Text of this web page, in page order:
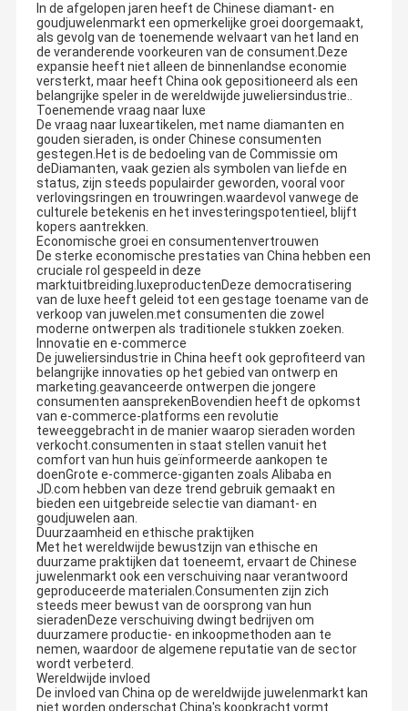
In de afgelopen jaren heeft de Chinese diamant- en
goudjuwelenmarkt een opmerkelijke groei doorgemaakt,
als gevolg van de toenemende welvaart van het land en
de veranderende voorkeuren van de consument.Deze
expansie heeft niet alleen de binnenlandse economie
versterkt, maar heeft China ook gepositioneerd als een
belangrijke speler in de wereldwijde juweliersindustrie..
Toenemende vraag naar luxe
De vraag naar luxeartikelen, met name diamanten en
gouden sieraden, is onder Chinese consumenten
gestegen.Het is de bedoeling van de Commissie om
deDiamanten, vaak gezien als symbolen van liefde en
status, zijn steeds populairder geworden, vooral voor
verlovingsringen en trouwringen.waardevol vanwege de
culturele betekenis en het investeringspotentieel, blijft
kopers aantrekken.
Economische groei en consumentenvertrouwen
De sterke economische prestaties van China hebben een
cruciale rol gespeeld in deze
marktuitbreiding.luxeproductenDeze democratisering
van de luxe heeft geleid tot een gestage toename van de
verkoop van juwelen.met consumenten die zowel
moderne ontwerpen als traditionele stukken zoeken.
Innovatie en e-commerce
De juweliersindustrie in China heeft ook geprofiteerd van
belangrijke innovaties op het gebied van ontwerp en
marketing.geavanceerde ontwerpen die jongere
consumenten aansprekenBovendien heeft de opkomst
van e-commerce-platforms een revolutie
teweeggebracht in de manier waarop sieraden worden
verkocht.consumenten in staat stellen vanuit het
comfort van hun huis geïnformeerde aankopen te
doenGrote e-commerce-giganten zoals Alibaba en
JD.com hebben van deze trend gebruik gemaakt en
bieden een uitgebreide selectie van diamant- en
goudjuwelen aan.
Duurzaamheid en ethische praktijken
Met het wereldwijde bewustzijn van ethische en
duurzame praktijken dat toeneemt, ervaart de Chinese
juwelenmarkt ook een verschuiving naar verantwoord
geproduceerde materialen.Consumenten zijn zich
steeds meer bewust van de oorsprong van hun
sieradenDeze verschuiving dwingt bedrijven om
duurzamere productie- en inkoopmethoden aan te
nemen, waardoor de algemene reputatie van de sector
wordt verbeterd.
Wereldwijde invloed
De invloed van China op de wereldwijde juwelenmarkt kan
niet worden onderschat.China's koopkracht vormt